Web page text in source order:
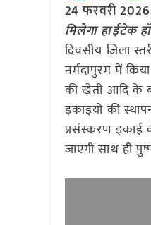
24 फरवरी
मिलेगा हाईटेक
दिवसीय जिला
नर्मदापुरम में
की खेती आदि के
इकाइयों की
प्रसंस्करण इकाई
जाएगी साथ ही